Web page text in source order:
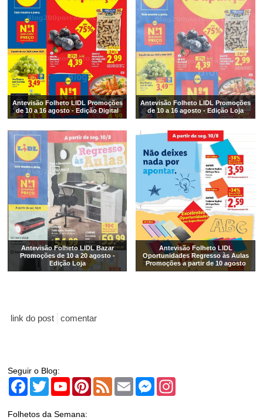
Antevisão Folheto LIDL Promoções
de 10 a 16 agosto - Edição Digital
Antevisão Folheto LIDL Promoções
de 10 a 16 agosto - Edição Loja
Antevisão Folheto LIDL Bazar
Promoções de 10 a 20 agosto -
Edição Loja
Antevisão Folheto LIDL
Oportunidades Regresso às Aulas
Promoções a partir de 10 agosto
link do post comentar
Seguir o Blog:
Facebook
TwitterYouTubePinterest
Feed Email Messenger
Folhetos da Semana: